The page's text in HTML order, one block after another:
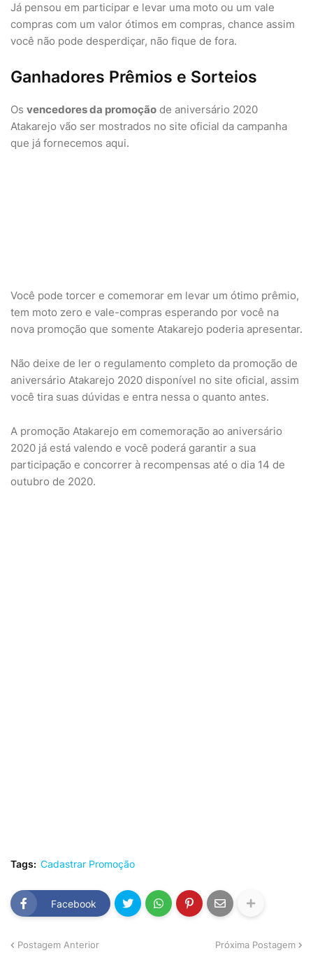
Já pensou em participar e levar uma moto ou um vale
compras com um valor ótimos em compras, chance assim
você não pode desperdiçar, não fique de fora.
Ganhadores Prêmios e Sorteios
Os vencedores da promoção de aniversário 2020
Atakarejo vão ser mostrados no site oficial da campanha
que já fornecemos aqui.
Você pode torcer e comemorar em levar um ótimo prêmio,
tem moto zero e vale-compras esperando por você na
nova promoção que somente Atakarejo poderia apresentar.
Não deixe de ler o regulamento completo da promoção de
aniversário Atakarejo 2020 disponível no site oficial, assim
você tira suas dúvidas e entra nessa o quanto antes.
A promoção Atakarejo em comemoração ao aniversário
2020 já está valendo e você poderá garantir a sua
participação e concorrer à recompensas até o dia 14 de
outubro de 2020.
Tags: Cadastrar Promoção
Facebook
Postagem Anterior Próxima Postagem